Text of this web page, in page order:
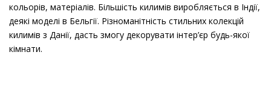
кольорів, матеріалів. Більшість килимів виробляється в Індії,
деякі моделі в Бельгії. Різноманітність стильних колекцій
килимів з Данії, дасть змогу декорувати інтер’єр будь-якої
кімнати.